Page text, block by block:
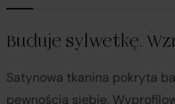
Buduje sylwetkę.
Satynowa tkanina pokryta
pewnością siebie.